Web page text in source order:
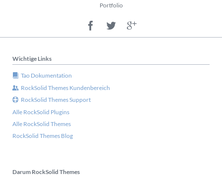
Portfolio
Wichtige Links
Tao Dokumentation
RockSolid Themes Kundenbereich
RockSolid Themes Support
Alle RockSolid Plugins
Alle RockSolid Themes
RockSolid Themes Blog
Darum RockSolid Themes